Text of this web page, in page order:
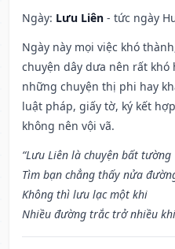
Ngày: Lưu Liên - tức ngày
Ngày này mọi việc khó
chuyện dây dưa nên rất
những chuyện thị phi hay
luật pháp, giấy tờ, ký kết
không nên vội vã.
“Lưu Liên là chuyện bất tường
Tìm bạn chẳng thấy nửa
Không thì lưu lạc một khi
Nhiều đường trắc trở nhiều